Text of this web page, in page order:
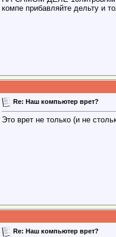
компе прибавляйте дельту и
Re: Наш компьютер врет?
Это врет не только (и не
Re: Наш компьютер врет?